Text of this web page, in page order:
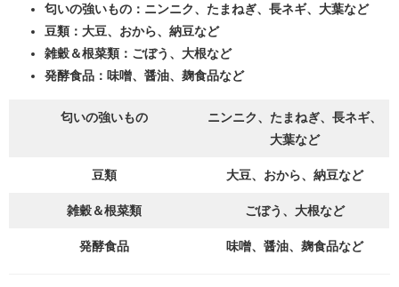
匂いの強いもの：ニンニク、たまねぎ、長ネギ、大葉など
豆類：大豆、おから、納豆など
雑穀＆根菜類：ごぼう、大根など
発酵食品：味噌、醤油、麹食品など
匂いの強いもの
ニンニク、たまねぎ、長ネギ、
大葉など
豆類 大豆、おから、納豆など
雑穀＆根菜類 ごぼう、大根など
発酵食品 味噌、醤油、麹食品など